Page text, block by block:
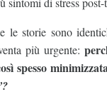
le storie sono
più urgente:
spesso